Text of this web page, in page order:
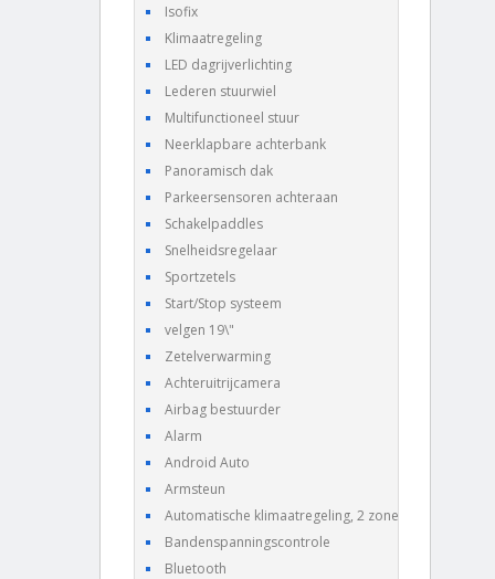
Isofix
Klimaatregeling
LED dagrijverlichting
Lederen stuurwiel
Multifunctioneel stuur
Neerklapbare achterbank
Panoramisch dak
Parkeersensoren achteraan
Schakelpaddles
Snelheidsregelaar
Sportzetels
Start/Stop systeem
velgen 19\"
Zetelverwarming
Achteruitrijcamera
Airbag bestuurder
Alarm
Android Auto
Armsteun
Automatische klimaatregeling, 2 zones
Bandenspanningscontrole
Bluetooth